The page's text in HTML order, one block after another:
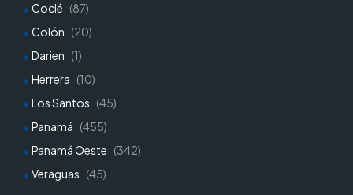
Coclé (87)
Colón (20)
Darien (1)
Herrera (10)
Los Santos (45)
Panamá (455)
Panamá Oeste (342)
Veraguas (45)